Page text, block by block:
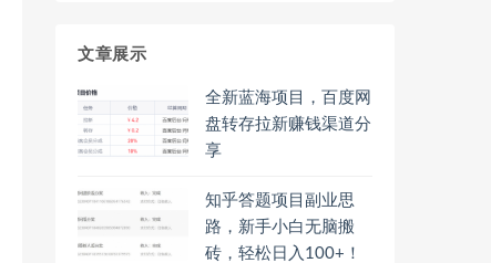
文章展示
全新蓝海项目，百度网
盘转存拉新赚钱渠道分
享
知乎答题项目副业思
路，新手小白无脑搬
砖，轻松日入100+！